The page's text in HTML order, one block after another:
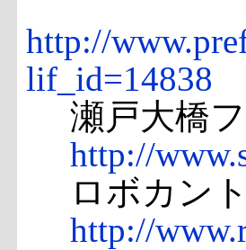
http://
lif_id=14838
瀬戸大橋フ
http://
ロボカン
http://